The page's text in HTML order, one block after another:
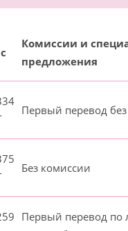
Комиссии и
предложения
Первый перевод
Без комиссии
Первый перевод по